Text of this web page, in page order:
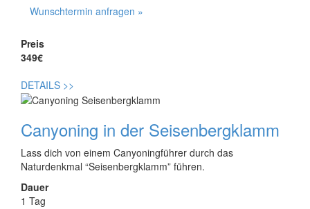
Wunschtermin anfragen »
Preis
349€
DETAILS >>
Canyoning in der Seisenbergklamm
Lass dich von einem Canyoningführer durch das
Naturdenkmal “Seisenbergklamm” führen.
Dauer
1 Tag